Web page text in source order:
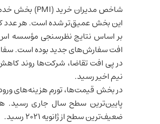
شاخص مدیران خرید (PMI) بخش خدمات
این بخش عمیق‌تر شده است. هر عدد کمتر از ۵۰ به معنای انقباض فعالیت اقتصادی
بر اساس نتایج نظرسنجی مؤسسه
افت سفارش‌های جدید بوده است. سفارش‌های
در پی افت تقاضا، شرکت‌ها روند
نیم اخیر رسید.
در بخش قیمت‌ها، تورم هزینه‌های
پایین‌ترین سطح سال جاری رسید.
ضعیف‌ترین سطح از ژانویه ۲۰۲۱ رسید.